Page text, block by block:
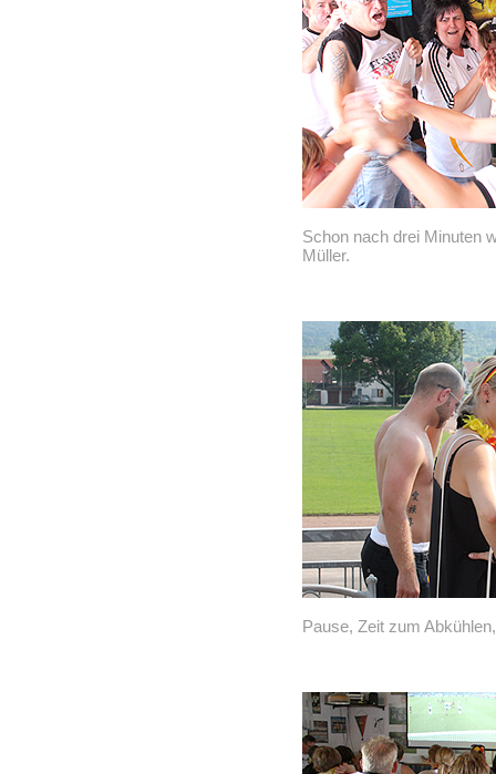
Schon nach drei Minuten
Müller.
Pause, Zeit zum